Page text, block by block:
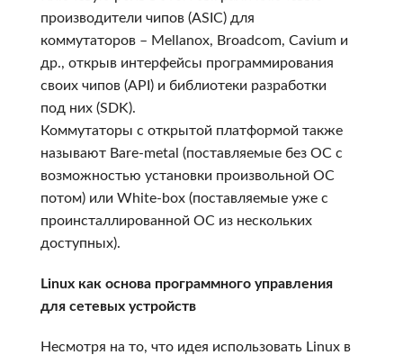
производители чипов (ASIC) для
коммутаторов – Mellanox, Broadcom, Cavium и
др., открыв интерфейсы программирования
своих чипов (API) и библиотеки разработки
под них (SDK).
Коммутаторы с открытой платформой также
называют Bare-metal (поставляемые без ОС с
возможностью установки произвольной ОС
потом) или White-box (поставляемые уже с
проинсталлированной ОС из нескольких
доступных).
Linux как основа программного управления
для сетевых устройств
Несмотря на то, что идея использовать Linux в